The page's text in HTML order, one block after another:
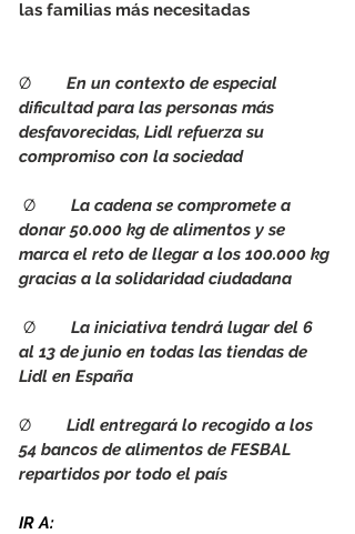
las familias más necesitadas
Ø En un contexto de especial
dificultad para las personas más
desfavorecidas, Lidl refuerza su
compromiso con la sociedad
Ø La cadena se compromete a
donar 50.000 kg de alimentos y se
marca el reto de llegar a los 100.000 kg
gracias a la solidaridad ciudadana
Ø La iniciativa tendrá lugar del 6
al 13 de junio en todas las tiendas de
Lidl en España
Ø Lidl entregará lo recogido a los
54 bancos de alimentos de FESBAL
repartidos por todo el país
IR A: